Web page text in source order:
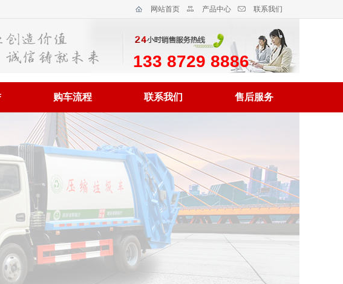
网站首页 产品中心 联系我们
133 8729 8886
购车流程 联系我们 售后服务